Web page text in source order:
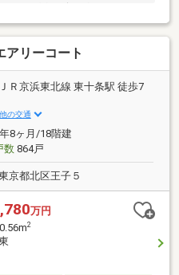
６４戸のビッグコミュニテ
ションならではの多種多様
を細やかに支えるコンシェル
ルーム、ゲストルーム、キ
ンジ、サクラサロン、居住者
等） （カフェラウンジでの
配便発送サービス、ゴミ各
アリング、レンタサイクル
リーコート
ＪＲ京浜東北線 東十条駅 徒歩7
の交通
8ヶ月/18階建
数864戸
京都北区王子５
万円
2